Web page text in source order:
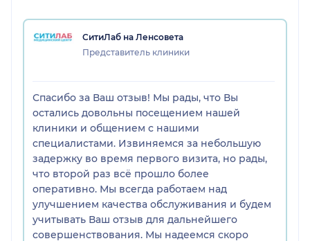
СитиЛаб на Ленсовета
Представитель клиники
Спасибо за Ваш отзыв! Мы рады, что Вы
остались довольны посещением нашей
клиники и общением с нашими
специалистами. Извиняемся за небольшую
задержку во время первого визита, но рады,
что второй раз всё прошло более
оперативно. Мы всегда работаем над
улучшением качества обслуживания и будем
учитывать Ваш отзыв для дальнейшего
совершенствования. Мы надеемся скоро